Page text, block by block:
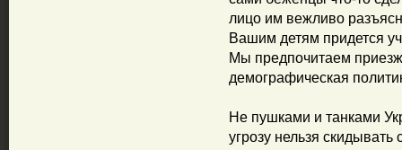
лицо им вежливо
Вашим детям придется
Мы предпочитаем
демографическая
Не пушками и танками
угрозу нельзя